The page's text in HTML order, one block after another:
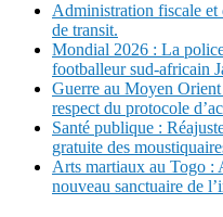
Administration fiscale et
de transit.
Mondial 2026 : La
footballeur sud-africain
Guerre au Moyen Orient
respect du protocole
Santé publique :
gratuite des
Arts martiaux au Togo :
nouveau sanctuaire de